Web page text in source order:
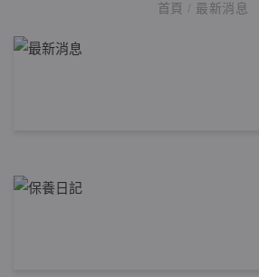
首頁 / 最新消息